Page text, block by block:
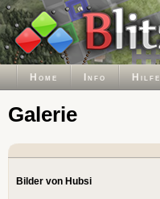
Home Info Hilfe
Galerie
Bilder von Hubsi